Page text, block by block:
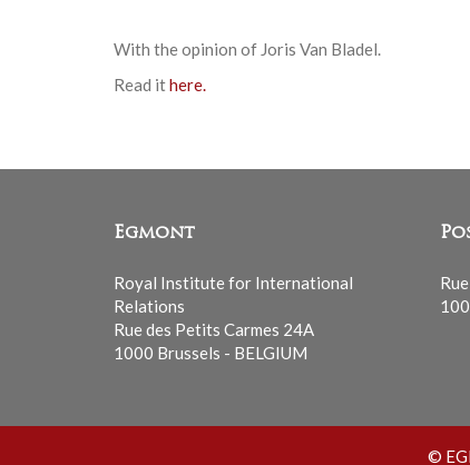
With the opinion of Joris Van Bladel.
Read ithere.
Egmont
Royal Institute for International
Relations
Rue des Petits Carmes 24A
1000 Brussels - BELGIUM
©